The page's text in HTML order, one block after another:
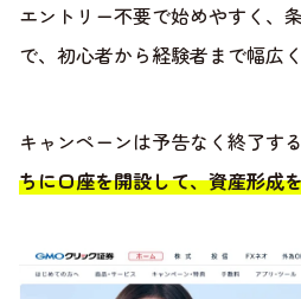
エントリー不要で始めやすく、
で、初心者から経験者まで幅広
キャンペーンは予告なく終了す
ちに口座を開設して、資産形成